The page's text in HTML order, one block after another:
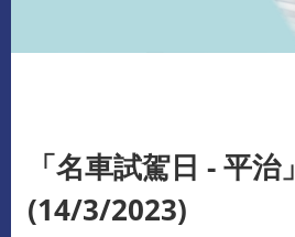
「名車試駕日 - 平治」
(14/3/2023)